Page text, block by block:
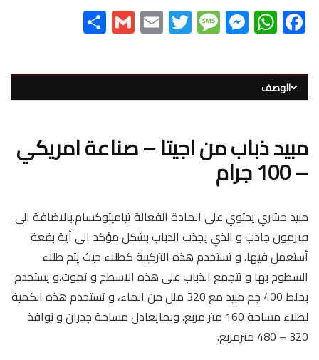
F
ac
e
b
o
ok
W
h
at
s
A
p
p
M
es
se
n
g
er
M
es
sa
g
e
T
wi
tt
er
E
m
ail
G
m
ail
ar
e الوصف
مبيد ذباب من اجيتا – صناعة امريكي
– 100 جرام
مبيد حشري يحتوي على المادة الفعالة ثياميثوكسام.بالاضافة الى
فيرمون جاذب و الذي يجذب الذباب بشكل مؤكد الى أية بقعة
أستعمل فيها. و تستخدم هذه التركيبة كطلاء حيث يتم طلاء
السطوح بها و تتجمع الذباب على هذه الاسطح و تموت.و يستخدم
بخلط 400 جم مبيد مع 320 ملل من الماء، و تستخدم هذه الكمية
لطلاء مساحة 160 متر مربع. وبمايعادل مساحة جدران و نوافذ
320 – 480 مترمربع.